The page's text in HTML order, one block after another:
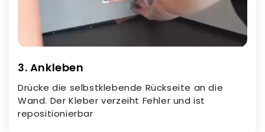
3. Ankleben
Drücke die selbstklebende Rückseite an die
Wand. Der Kleber verzeiht Fehler und ist
repositionierbar